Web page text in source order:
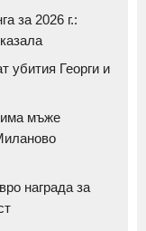
за 2026 г.:
убития Георги и
мъже
награда за